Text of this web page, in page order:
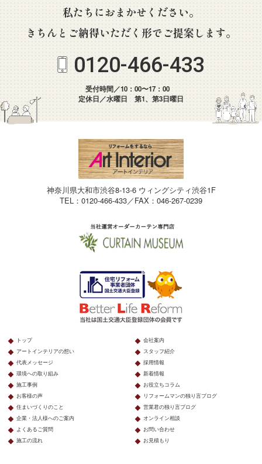
私たちにおまかせください。
きちんとご納得いただく形でご提案します。
0120-466-433
受付時間／10：00〜17：00
定休日／水曜日 第1、第3日曜日
神奈川県大和市渋谷8-13-6 ウィングシティ渋谷1F
TEL：0120-466-433／FAX：046-267-0239
トップ
アートインテリアの想い
代表メッセージ
環境への取り組み
施工事例
お客様の声
住まいづくりのこと
企業・法人様へのご案内
よくあるご質問
施工の流れ
会社案内
スタッフ紹介
採用情報
新着情報
お役立ちコラム
リフォームマンの独り言ブログ
営業君の独り言ブログ
オンライン相談
お問い合わせ
お見積もり